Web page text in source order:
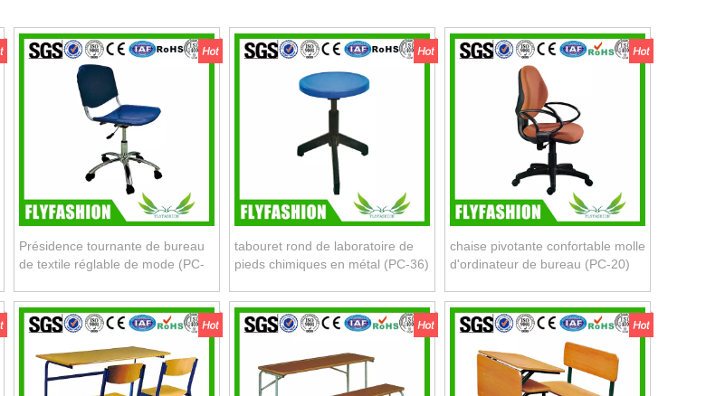
Présidence tournante de bureau
de textile réglable de mode (PC-
tabouret rond de laboratoire de
pieds chimiques en métal (PC-36)
chaise pivotante confortable molle
d'ordinateur de bureau (PC-20)